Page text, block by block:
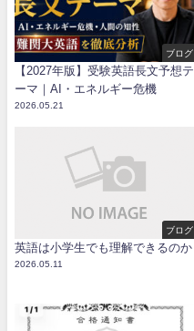
ブログ
【2027年版】受験英語長文予想テ
ーマ｜AI・エネルギー危機
2026.05.21
ブログ
英語は小学生でも理解できるのか
2026.05.11